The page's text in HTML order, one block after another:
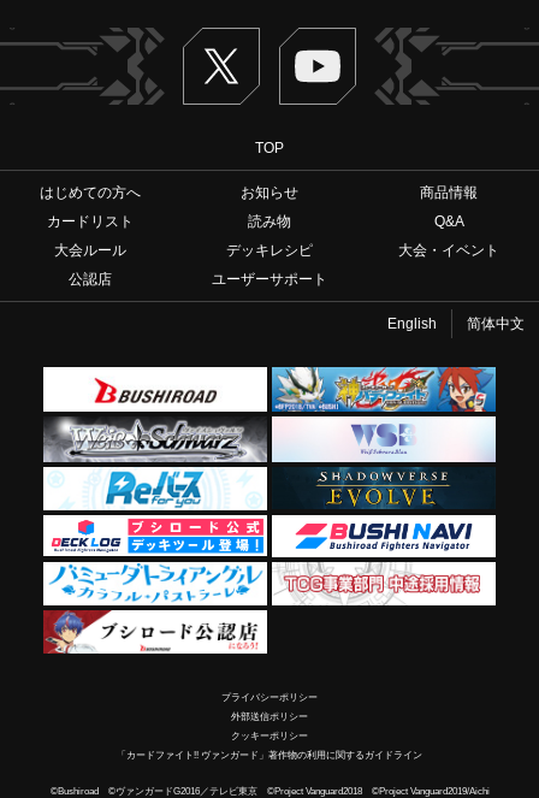
Twitter ヴァンガードch
TOP
はじめての方へ お知らせ
商品情報
カードリスト
読み物
Q&A
大会ルール
デッキレシピ
大会・イベント
公認店
ユーザーサポート
English 简体中文
プライバシーポリシー
外部送信ポリシー
クッキーポリシー
「カードファイト!! ヴァンガード」著作物の利用に関するガイドライン
©Bushiroad ©ヴァンガードG2016／テレビ東京 ©Project Vanguard2018 ©Project Vanguard2019/Aichi